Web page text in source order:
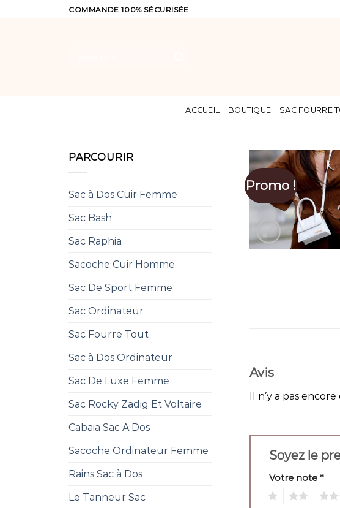
COMMANDE 100% SÉCURISÉE
ACCUEIL BOUTIQUE SAC FOURRE
PARCOURIR
Sac à Dos Cuir Femme
Sac Bash
Sac Raphia
Sacoche Cuir Homme
Sac De Sport Femme
Sac Ordinateur
Sac Fourre Tout
Sac à Dos Ordinateur
Sac De Luxe Femme
Sac Rocky Zadig Et Voltaire
Cabaia Sac A Dos
Sacoche Ordinateur Femme
Rains Sac à Dos
Le Tanneur Sac
Promo !
Avis
Il n’y a pas encore
Soyez le
Votre note *